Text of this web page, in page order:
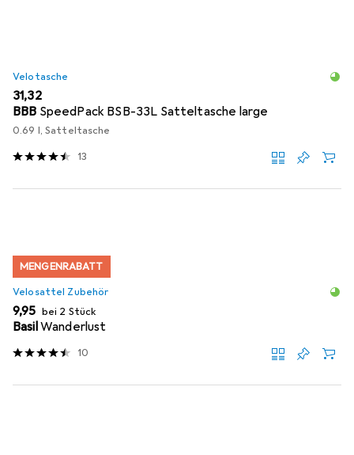
Velotasche
EUR
31,32
BBB SpeedPack BSB-33L Satteltasche large
0.69 l, Satteltasche
13
MENGENRABATT
Velosattel Zubehör
EUR
9,95 bei 2 Stück
BasilWanderlust
10